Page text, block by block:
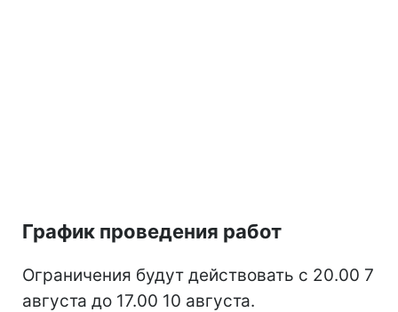
График проведения работ
Ограничения будут действовать с 20.00 7
августа до 17.00 10 августа.